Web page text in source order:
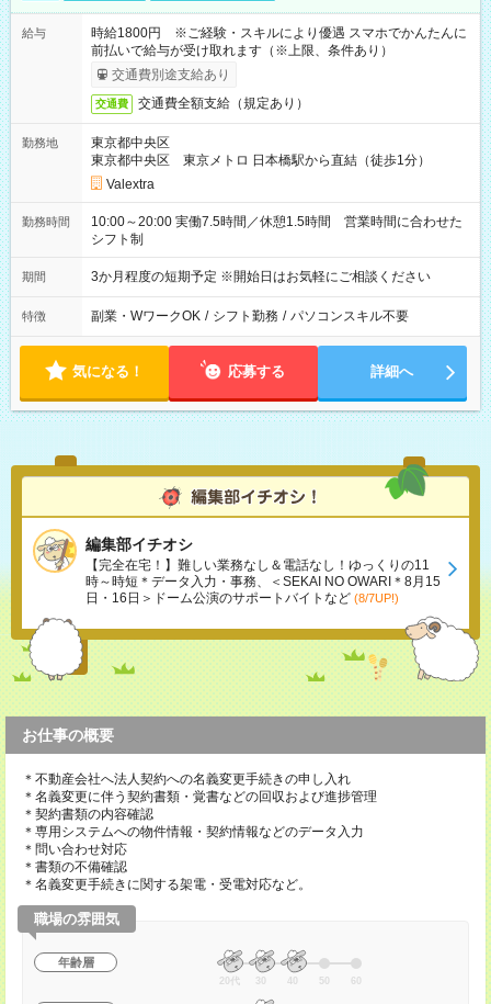
給与
時給1800円 ※ご経験・スキルにより優遇 スマホでかんたんに
前払いで給与が受け取れます（※上限、条件あり）
交通費別途支給あり
交通費 交通費全額支給（規定あり）
勤務地
東京都中央区
東京都中央区 東京メトロ 日本橋駅から直結（徒歩1分）
Valextra
勤務時間
10:00～20:00 実働7.5時間／休憩1.5時間 営業時間に合わせた
シフト制
期間 3か月程度の短期予定 ※開始日はお気軽にご相談ください
特徴 副業・WワークOK / シフト勤務 / パソコンスキル不要
気になる！ 応募する 詳細へ
編集部イチオシ
【完全在宅！】難しい業務なし＆電話なし！ゆっくりの11
時～時短＊データ入力・事務、＜SEKAI NO OWARI＊8月15
日・16日＞ドーム公演のサポートバイトなど (8/7UP!)
お仕事の概要
＊不動産会社へ法人契約への名義変更手続きの申し入れ
＊名義変更に伴う契約書類・覚書などの回収および進捗管理
＊契約書類の内容確認
＊専用システムへの物件情報・契約情報などのデータ入力
＊問い合わせ対応
＊書類の不備確認
＊名義変更手続きに関する架電・受電対応など。
職場の雰囲気
年齢層
20代 30 40 50 60